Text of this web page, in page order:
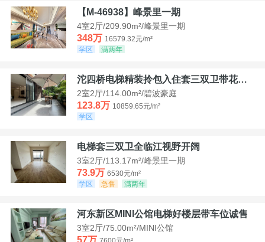
【M-46938】峰景里一期
4室2厅/209.90m²/峰景里一期
348万 16579.32元/m²
学区
满两年
沱四桥电梯精装拎包入住套三双卫带花园40平米带车位
2室2厅/114.00m²/碧波豪庭
123.8万 10859.65元/m²
学区
电梯套三双卫全临江视野开阔
3室2厅/113.17m²/峰景里一期
73.9万 6530元/m²
学区
急售 满两年
河东新区MINI公馆电梯好楼层带车位诚售
3室2厅/75.00m²/MINI公馆
57万